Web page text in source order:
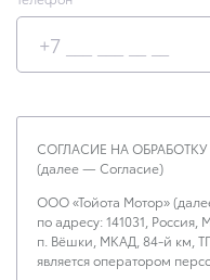
СОГЛАСИЕ НА
(далее — Согласие)
ООО «Тойота Мотор»
по адресу: 141031,
п. Вёшки, МКАД, 84-й км,
является оператором